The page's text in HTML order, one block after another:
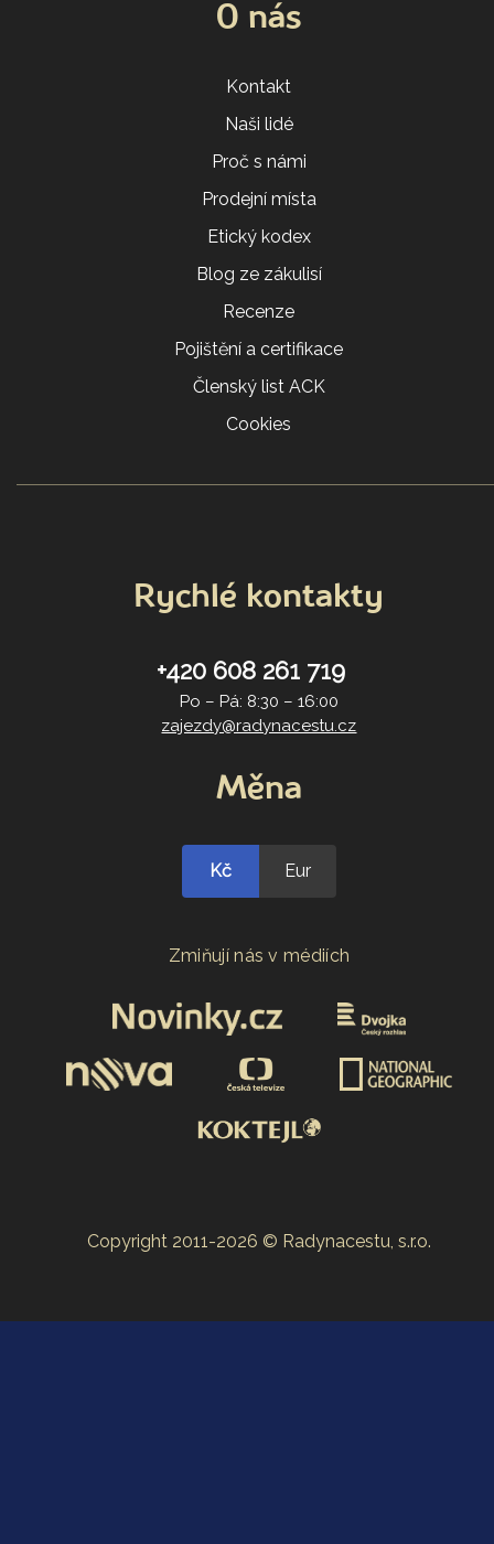
O nás
Kontakt
Naši lidé
Proč s námi
Prodejní místa
Etický kodex
Blog ze zákulisí
Recenze
Pojištění a certifikace
Členský list ACK
Cookies
Rychlé kontakty
+420 608 261 719
Po – Pá: 8:30 – 16:00
zajezdy@radynacestu.cz
Měna
Kč Eur
Zmiňují nás v médiích
Copyright 2011-2026 © Radynacestu, s.r.o.